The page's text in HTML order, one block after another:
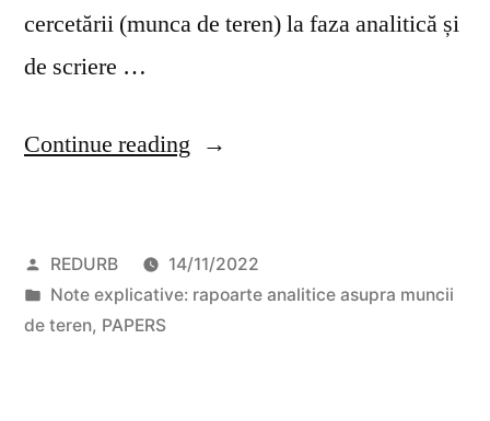
cercetării (munca de teren) la faza analitică și
de scriere …
Continue reading “Note
analitice
asupra
Posted
by
REDURB
14/11/2022
Posted
in
Note explicative: rapoarte analitice asupra muncii
de teren, PAPERS